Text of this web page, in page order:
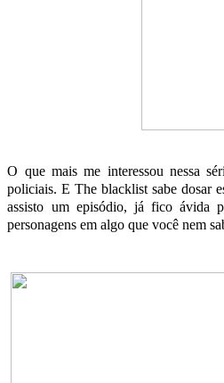
O que mais me interessou nessa
policiais. E The blacklist sabe dosar
assisto um episódio, já fico ávida
personagens em algo que você nem